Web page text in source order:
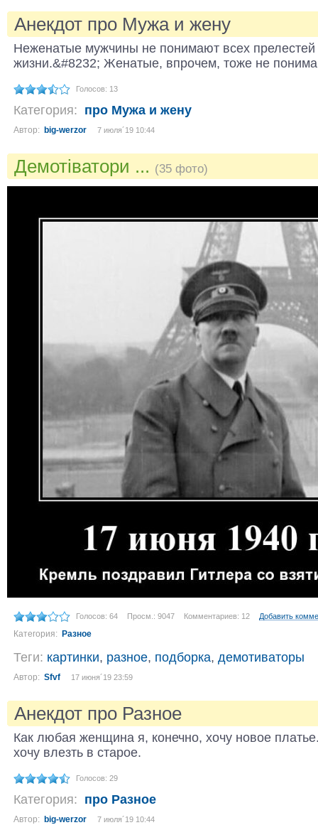
Анекдот про Мужа и жену
Неженатые мужчины не понимают всех
жизни.&#8232; Женатые, впрочем, тоже не
Голосов: 13
Категория: про Мужа и жену
Автор: big-werzor 7 июля´19 10:44
Демотіватори ... (35 фото)
Голосов: 64 Просм.: 9047 Комментариев: 12 Добавить
Категория: Разное
Теги: картинки, разное, подборка, демотиваторы
Автор: Sfvf 17 июня´19 23:59
Анекдот про Разное
Как любая женщина я, конечно, хочу новое
хочу влезть в старое.
Голосов: 29
Категория: про Разное
Автор: big-werzor 7 июля´19 10:44